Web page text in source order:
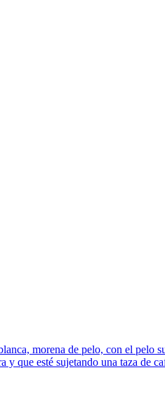
morena de pelo, con el pelo
y que esté sujetando una taza de